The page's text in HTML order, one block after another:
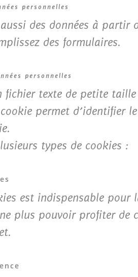
personnelles
des données à
des formulaires.
personnelles
fichier texte de petite
permet d’identifier
types de cookies :
est indispensable
plus pouvoir profiter de